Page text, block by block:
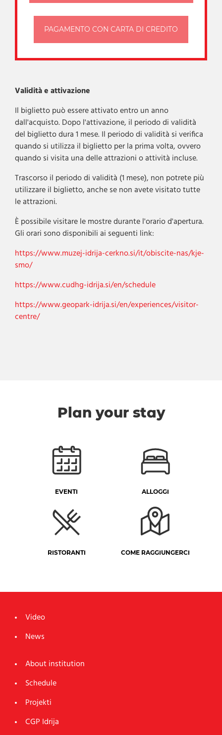
PAGAMENTO CON CARTA DI CREDITO
Validità e attivazione
Il biglietto può essere attivato entro un anno
dall'acquisto. Dopo l'attivazione, il periodo di validità
del biglietto dura 1 mese. Il periodo di validità si verifica
quando si utilizza il biglietto per la prima volta, ovvero
quando si visita una delle attrazioni o attività incluse.
Trascorso il periodo di validità (1 mese), non potrete più
utilizzare il biglietto, anche se non avete visitato tutte
le attrazioni.
È possibile visitare le mostre durante l'orario d'apertura.
Gli orari sono disponibili ai seguenti link:
https://www.muzej-idrija-cerkno.si/it/obiscite-nas/kje-
smo/
https://www.cudhg-idrija.si/en/schedule
https://www.geopark-idrija.si/en/experiences/visitor-
centre/
Plan your stay
EVENTI ALLOGGI
RISTORANTI COME RAGGIUNGERCI
Video
News
About institution
Schedule
Projekti
CGP Idrija